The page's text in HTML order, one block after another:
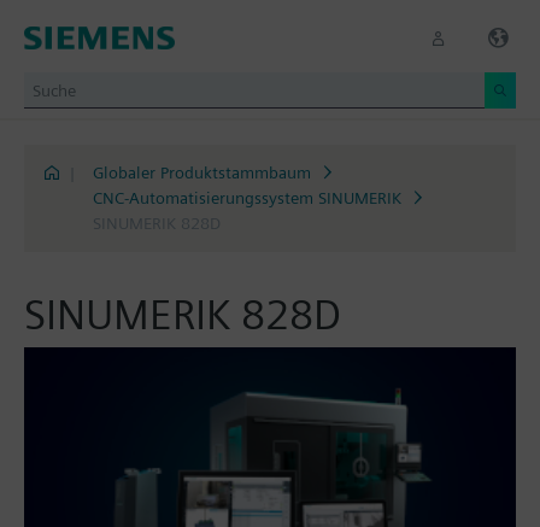
Globaler Produktstammbaum
CNC-Automatisierungssystem SINUMERIK
SINUMERIK 828D
SINUMERIK 828D